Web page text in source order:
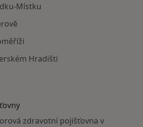
Místku
Hradišti
zdravotní pojišťovna v